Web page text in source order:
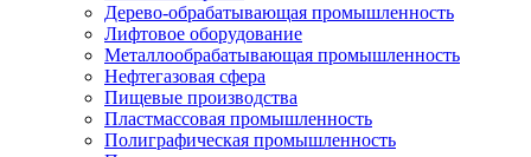
Дерево-обрабатывающая промышленность
Лифтовое оборудование
Металлообрабатывающая промышленность
Нефтегазовая сфера
Пищевые производства
Пластмассовая промышленность
Полиграфическая промышленность